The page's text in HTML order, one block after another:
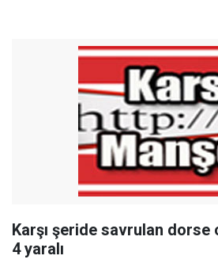
Karşı şeride savrulan dorse
4 yaralı